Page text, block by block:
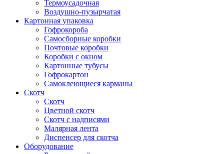
Термоусадочная
Воздушно-пузырчатая
Картонная упаковка
Гофрокороба
Самосборные коробки
Почтовые коробки
Коробки с окном
Картонные тубусы
Гофрокартон
Самоклеющиеся карманы
Скотч
Скотч
Цветной скотч
Скотч с надписями
Малярная лента
Диспенсер для скотча
Оборудование